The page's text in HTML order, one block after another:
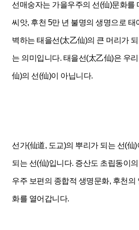
선매숭자는 가을우주의 선(仙)문화를
씨앗, 후천 5만 년 불명의 생명으로 태
벽하는 태을선(太乙仙)의 큰 머리가
는 의미입니다. 태을선(太乙仙)은 우
仙)의 선(仙)이 아닙니다.
선가(仙道, 도교)의 뿌리가 되는 선(仙
되는 선(仙)입니다. 증산도 초립동이
우주 보편의 종합적 생명문화, 후천의
화를 열어갑니다.